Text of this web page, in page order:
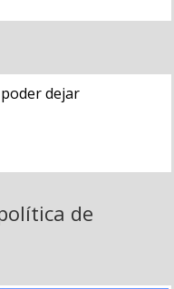
dejar
de